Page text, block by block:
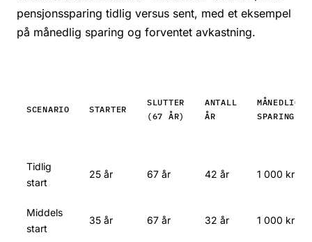
pensjonssparing tidlig versus sent, med et eksempel
på månedlig sparing og forventet avkastning.
SCENARIO STARTER
SLUTTER
(67 ÅR)
ANTALL
ÅR
MÅNEDLIG
SPARING
Tidlig
start
25 år 67 år 42 år 1 000 kr
Middels
start
35 år 67 år 32 år 1 000 kr